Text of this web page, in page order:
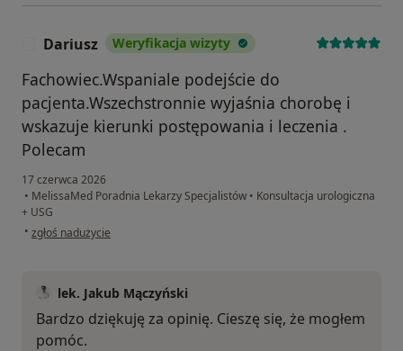
Dariusz Weryfikacja wizyty
Fachowiec.Wspaniale podejście do
pacjenta.Wszechstronnie wyjaśnia chorobę i
wskazuje kierunki postępowania i leczenia .
Polecam
17 czerwca 2026
• MelissaMed Poradnia Lekarzy Specjalistów • Konsultacja urologiczna
+ USG
• w opinii użytkownika Dariusz
zgłoś nadużycie
lek. Jakub Mączyński
Bardzo dziękuję za opinię. Cieszę się, że mogłem
pomóc.